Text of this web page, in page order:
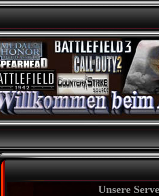
Unsere